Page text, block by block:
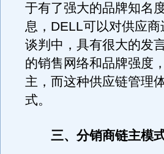
于有了强大的品牌知名
息，DELL可以对供应
谈判中，具有很大的发
的销售网络和品牌强度
主，而这种供应链管理
式。
三、分销商链主模